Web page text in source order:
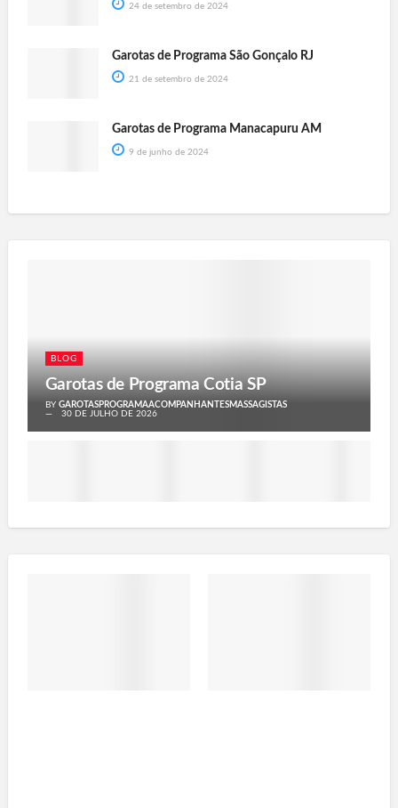
24 de setembro de 2024
Garotas de Programa São Gonçalo RJ
21 de setembro de 2024
Garotas de Programa Manacapuru AM
9 de junho de 2024
BLOG
Garotas de Programa Cotia SP
BY GAROTASPROGRAMAACOMPANHANTESMASSAGISTAS
30 DE JULHO DE 2026